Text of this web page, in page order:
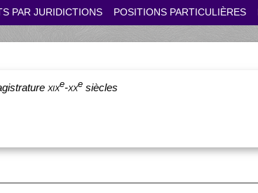
PAR JURIDICTIONS POSITIONS PARTICULIÈRES
xixe-xxe siècles